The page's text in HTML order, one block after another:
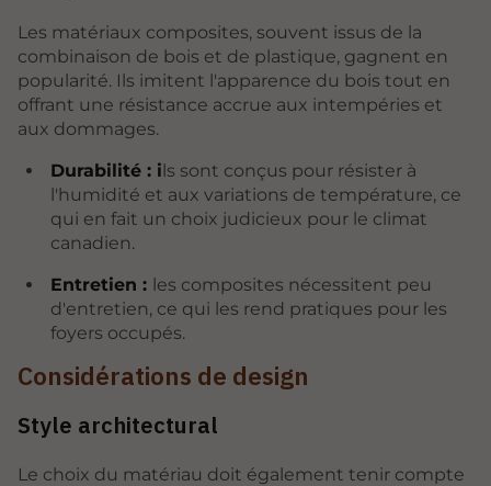
Les matériaux composites, souvent issus de la
combinaison de bois et de plastique, gagnent en
popularité. Ils imitent l'apparence du bois tout en
offrant une résistance accrue aux intempéries et
aux dommages.
Durabilité : ils sont conçus pour résister à
l'humidité et aux variations de température, ce
qui en fait un choix judicieux pour le climat
canadien.
Entretien : les composites nécessitent peu
d'entretien, ce qui les rend pratiques pour les
foyers occupés.
Considérations de design
Style architectural
Le choix du matériau doit également tenir compte